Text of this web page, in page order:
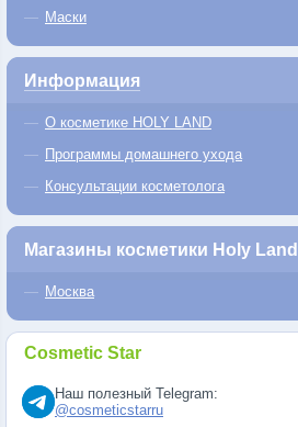
Маски
Информация
О косметике HOLY LAND
Программы домашнего ухода
Консультации косметолога
Магазины косметики Holy Land
Москва
Cosmetic Star
Наш полезный Telegram:
@cosmeticstarru